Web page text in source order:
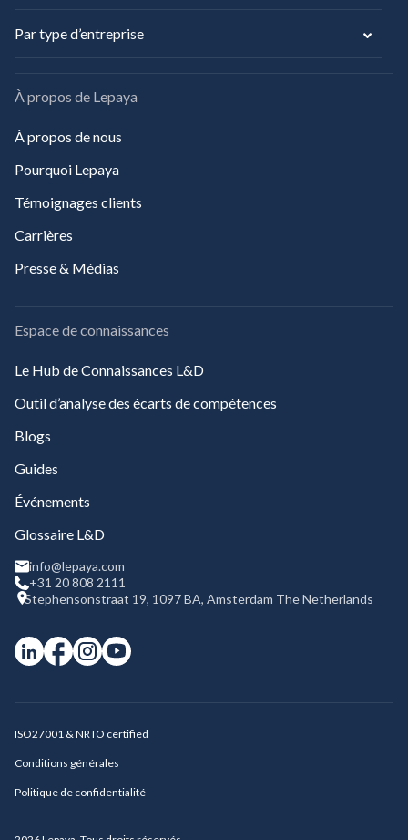
Par type d’entreprise
À propos de Lepaya
À propos de nous
Pourquoi Lepaya
Témoignages clients
Carrières
Presse & Médias
Espace de connaissances
Le Hub de Connaissances L&D
Outil d’analyse des écarts de compétences
Blogs
Guides
Événements
Glossaire L&D
info@lepaya.com
+31 20 808 2111
Stephensonstraat 19, 1097 BA, Amsterdam The Netherlands
ISO27001 & NRTO certified
Conditions générales
Politique de confidentialité